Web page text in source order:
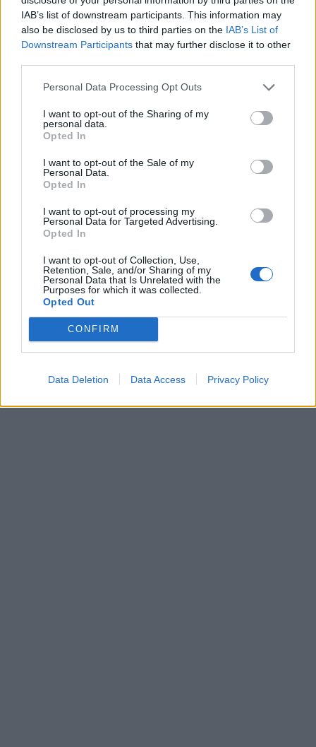
IAB’s list of downstream participants. This information may
also be disclosed by us to third parties on the IAB’s List of
Downstream Participants that may further disclose it to other
Personal Data Processing Opt Outs
I want to opt-out of the Sharing of my
personal data.
Opted In
I want to opt-out of the Sale of my
Personal Data.
Opted In
I want to opt-out of processing my
Personal Data for Targeted Advertising.
Opted In
I want to opt-out of Collection, Use,
Retention, Sale, and/or Sharing of my
Personal Data that Is Unrelated with the
Purposes for which it was collected.
Opted Out
CONFIRM
Data Deletion Data Access Privacy Policy